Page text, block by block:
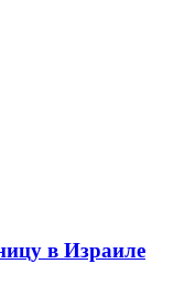
в Израиле